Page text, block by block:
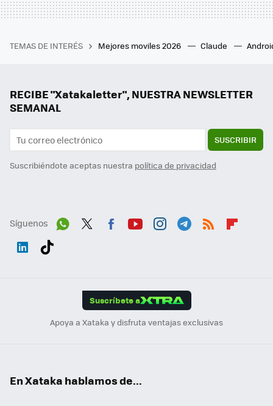
TEMAS DE INTERÉS Mejores moviles 2026 Claude
RECIBE "Xatakaletter", NUESTRA NEWSLETTER
SEMANAL
SUSCRIBIR
Suscribiéndote aceptas nuestra política de privacidad
Síguenos
Suscríbete a
Apoya a Xataka y disfruta ventajas exclusivas
En Xataka hablamos de...